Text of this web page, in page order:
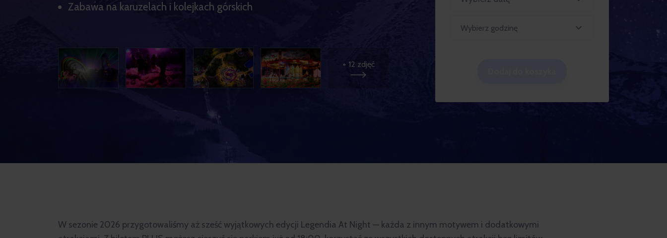
Zabawa na karuzelach i kolejkach górskich
+ 12 zdjęć
Wybierz godzinę
W sezonie 2026 przygotowaliśmy aż sześć wyjątkowych edycji Legendia At Night — każda z innym motywem i dodatkowymi